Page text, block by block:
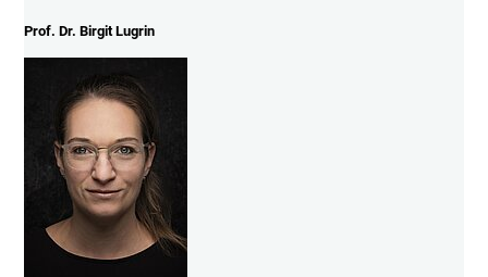
Prof. Dr. Birgit Lugrin